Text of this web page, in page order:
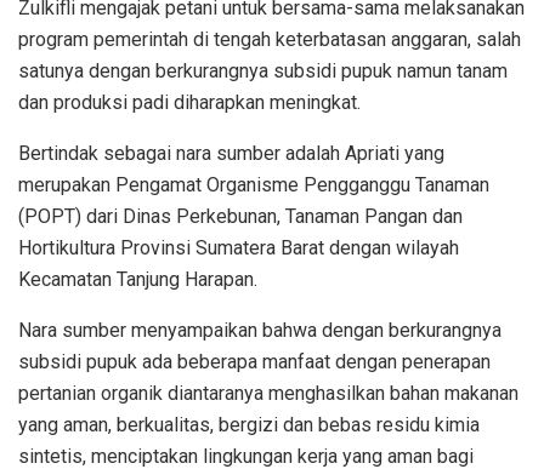
Zulkifli mengajak petani untuk bersama-sama melaksanakan
program pemerintah di tengah keterbatasan anggaran, salah
satunya dengan berkurangnya subsidi pupuk namun tanam
dan produksi padi diharapkan meningkat.
Bertindak sebagai nara sumber adalah Apriati yang
merupakan Pengamat Organisme Pengganggu Tanaman
(POPT) dari Dinas Perkebunan, Tanaman Pangan dan
Hortikultura Provinsi Sumatera Barat dengan wilayah
Kecamatan Tanjung Harapan.
Nara sumber menyampaikan bahwa dengan berkurangnya
subsidi pupuk ada beberapa manfaat dengan penerapan
pertanian organik diantaranya menghasilkan bahan makanan
yang aman, berkualitas, bergizi dan bebas residu kimia
sintetis, menciptakan lingkungan kerja yang aman bagi